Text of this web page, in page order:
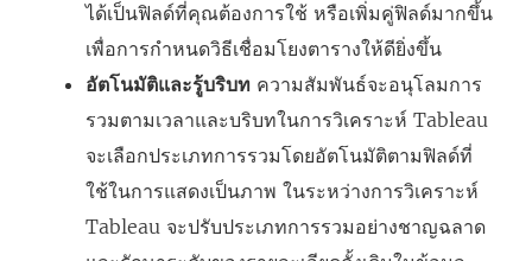
ได้เป็นฟิลด์ที่คุณต้องการใช้ หรือเพิ่มคู่ฟิลด์มากขึ้น
เพื่อการกำหนดวิธีเชื่อมโยงตารางให้ดียิ่งขึ้น
อัตโนมัติและรู้บริบท ความสัมพันธ์จะอนุโลมการ
รวมตามเวลาและบริบทในการวิเคราะห์ Tableau
จะเลือกประเภทการรวมโดยอัตโนมัติตามฟิลด์ที่
ใช้ในการแสดงเป็นภาพ ในระหว่างการวิเคราะห์
Tableau จะปรับประเภทการรวมอย่างชาญฉลาด